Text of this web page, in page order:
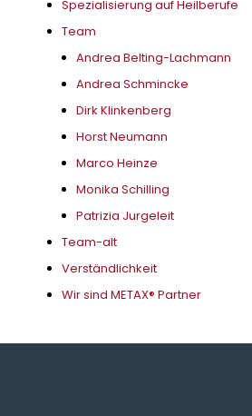
Spezialisierung auf Heilberufe
Team
Andrea Belting-Lachmann
Andrea Schmincke
Dirk Klinkenberg
Horst Neumann
Marco Heinze
Monika Schilling
Patrizia Jurgeleit
Team-alt
Verständlichkeit
Wir sind METAX® Partner